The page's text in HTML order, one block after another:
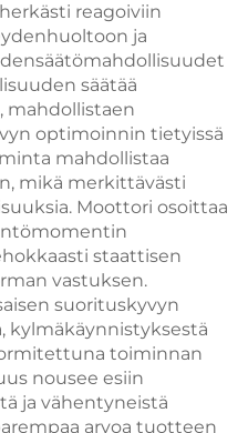
reagoiviin
ja
säätää
mahdollistaen
optimoinnin tietyissä
mahdollistaa
mikä merkittävästi
Moottori osoittaa
staattisen
vastuksen.
suorituskyvyn
kylmäkäynnistyksestä
toiminnan
nousee esiin
ja vähentyneistä
arvoa tuotteen